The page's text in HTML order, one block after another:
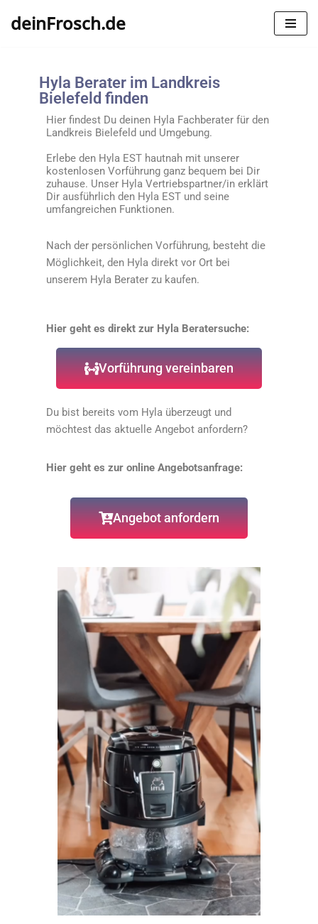
deinFrosch.de
Hyla Berater im Landkreis
Bielefeld finden
Hier findest Du deinen Hyla Fachberater für den
Landkreis Bielefeld und Umgebung.
Erlebe den Hyla EST hautnah mit unserer
kostenlosen Vorführung ganz bequem bei Dir
zuhause. Unser Hyla Vertriebspartner/in erklärt
Dir ausführlich den Hyla EST und seine
umfangreichen Funktionen.
Nach der persönlichen Vorführung, besteht die
Möglichkeit, den Hyla direkt vor Ort bei
unserem Hyla Berater zu kaufen.
Hier geht es direkt zur Hyla Beratersuche:
Vorführung vereinbaren
Du bist bereits vom Hyla überzeugt und
möchtest das aktuelle Angebot anfordern?
Hier geht es zur online Angebotsanfrage:
Angebot anfordern